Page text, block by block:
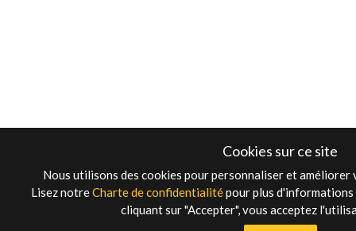
Cookies sur ce site
Nous utilisons des cookies pour personnaliser et
Lisez notreCharte de confidentialitépour plus d'informations
cliquant sur "Accepter", vous acceptez